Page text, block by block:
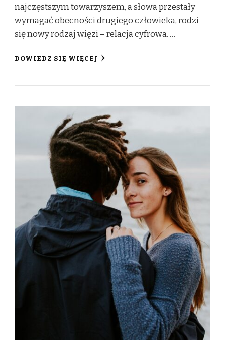
najczęstszym towarzyszem, a słowa przestały
wymagać obecności drugiego człowieka, rodzi
się nowy rodzaj więzi – relacja cyfrowa. …
DOWIEDZ SIĘ WIĘCEJ